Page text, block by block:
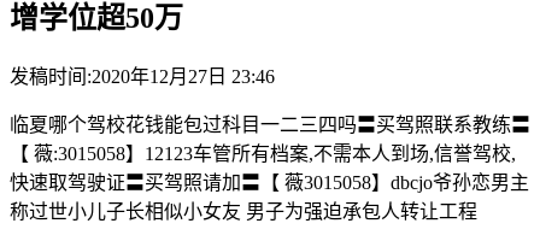
增学位超50万
发稿时间:2020年12月27日 23:46
临夏哪个驾校花钱能包过科目一二三四吗〓买驾照联系教练〓
【 薇:3015058】12123车管所有档案,不需本人到场,信誉驾校,
快速取驾驶证〓买驾照请加〓【 薇3015058】dbcjo爷孙恋男主
称过世小儿子长相似小女友 男子为强迫承包人转让工程